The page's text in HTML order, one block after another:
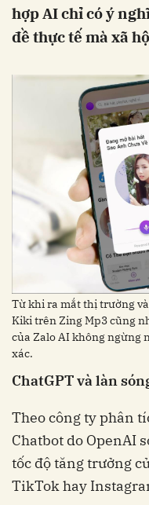
hợp AI chỉ có ý
đề thực tế mà xã
Từ khi ra mắt thị trường
Kiki trên Zing Mp3 cũng
của Zalo AI không ngừng
xác.
ChatGPT và làn
Theo công ty phân
Chatbot do OpenAI
tốc độ tăng trưởng
TikTok hay